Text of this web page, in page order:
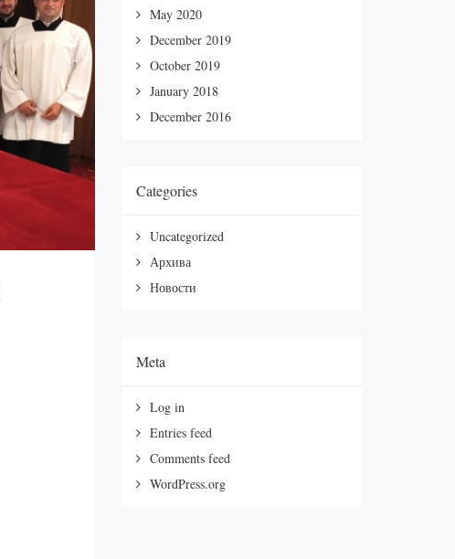
May 2020
December 2019
October 2019
January 2018
December 2016
Categories
Uncategorized
Архива
Новости
Meta
Log in
Entries feed
Comments feed
WordPress.org